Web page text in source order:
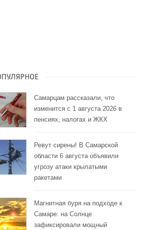
Самарцам рассказали, что
изменится с 1 августа 2026 в
пенсиях, налогах и ЖКХ
Ревут сирены! В Самарской
области 6 августа объявили
угрозу атаки крылатыми
ракетами
Магнитная буря на подходе к
Самаре: на Солнце
зафиксировали мощный